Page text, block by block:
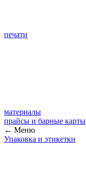
печати
материалы
прайсы и барные карты
← Меню
Упаковка и этикетки